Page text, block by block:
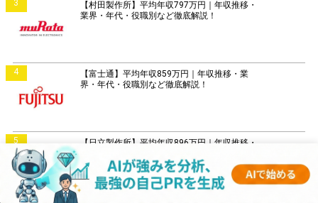
3
【村田製作所】平均年収797万円｜年収推移・
業界・年代・役職別など徹底解説！
4
【富士通】平均年収859万円｜年収推移・業
界・年代・役職別など徹底解説！
5
【日立製作所】平均年収896万円｜年収推移・